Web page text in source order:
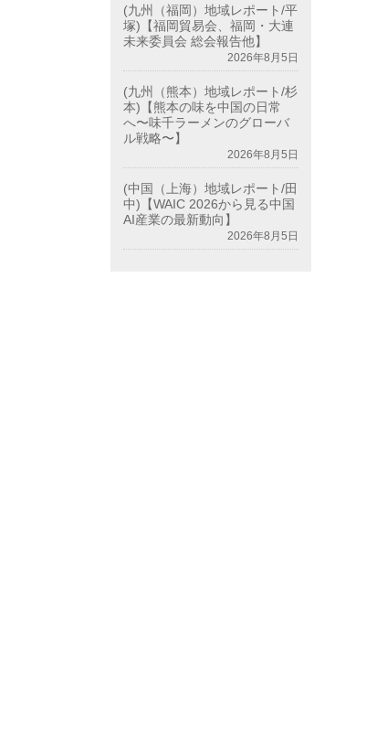
(九州（福岡）地域レポート/平
塚)【福岡貿易会、福岡・大連
未来委員会 総会報告他】
2026年8月5日
(九州（熊本）地域レポート/杉
本)【熊本の味を中国の日常
へ〜味千ラーメンのグローバ
ル戦略〜】
2026年8月5日
(中国（上海）地域レポート/田
中)【WAIC 2026から見る中国
AI産業の最新動向】
2026年8月5日